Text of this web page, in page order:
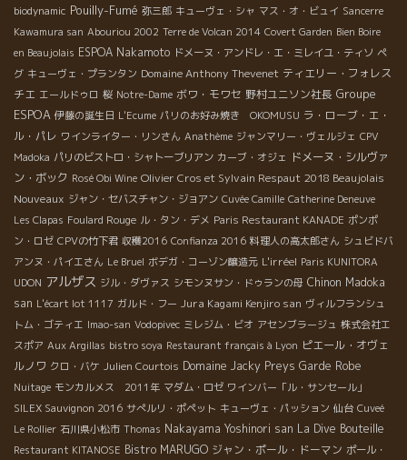
biodynamic Pouilly-Fumé 弥三郎 キューヴェ・シャ マス・オ・ビュイ Sancerre
Kawamura san Abouriou 2002 Terre de Volcan 2014 Covert Garden Bien Boire
en Beaujolais ESPOA Nakamoto ドメーヌ・アンドレ・エ・ミレイユ・ティソ ペ
グ キューヴェ・プランタン Domaine Anthony Thevenet ティエリー・フォレス
チエ エールドゥロ 桜 Notre-Dame ボワ・モワセ 野村ユニソン社長 Groupe
ESPOA 伊藤の誕生日 L'Ecume パリのお好み焼き OKOMUSU ラ・ローブ・エ・
ル・パレ ワインライター・リンさん Anathème ジャンマリー・ヴェルジェ CPV
Madoka パリのビストロ・シャトーブリアン カーブ・オジェ ドメーヌ・シルヴァ
ン・ボック Rosé Obi Wine Olivier Cros et Sylvain Respaut 2018 Beaujolais
Nouveaux ジャン・セバスチャン・ジョアン Cuvée Camille Catherine Deneuve
Les Clapas Foulard Rouge ル・タン・デメ Paris Restaurant KANADE ポンポ
ン・ロゼ CPVの竹下君 収穫2016 Confianza 2016 料理人の高太郎さん シュビドバ
アンヌ・パイエさん Le Bruel ボデガ・コーゾン醸造元 L'irréel Paris KUNITORA
UDON アルザス ジル・ダヴァス シモンヌサン・ドゥランの母 Chinon Madoka
san L'écart lot 1117 ガルド・フー Jura Kagami Kenjiro san ヴィルフランシュ
トム・ゴティエ Imao-san Vodopivec ミレジム・ビオ アセンブラージュ 株式会社エ
スポア Aux Argillas bistro soya Restaurant français à Lyon ピエール・オヴェ
ルノワ クロ・バケ Julien Courtois Domaine Jacky Preys Garde Robe
Nuitage モンカルメス 2011年 マダム・ロゼ ワインバー「ル・サンセール」
SILEX Sauvignon 2016 サぺルリ・ポペット キューヴェ・パッション 仙台 Cuveé
Le Rollier 石川県小松市 Thomas Nakayama Yoshinori san La Dive Bouteille
Restaurant KITANOSE Bistro MARUGO ジャン・ポール・ドーマン ポール・